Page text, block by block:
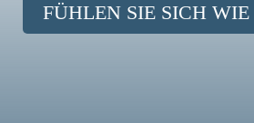
FÜHLEN SIE SICH